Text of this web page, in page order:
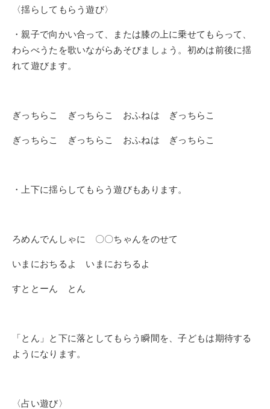
〈揺らしてもらう遊び〉
・親子で向かい合って、または膝の上に乗せてもらって、
わらべうたを歌いながらあそびましょう。初めは前後に揺
れて遊びます。
ぎっちらこ ぎっちらこ おふねは ぎっちらこ
ぎっちらこ ぎっちらこ おふねは ぎっちらこ
・上下に揺らしてもらう遊びもあります。
ろめんでんしゃに 〇〇ちゃんをのせて
いまにおちるよ いまにおちるよ
すととーん とん
「とん」と下に落としてもらう瞬間を、子どもは期待する
ようになります。
〈占い遊び〉